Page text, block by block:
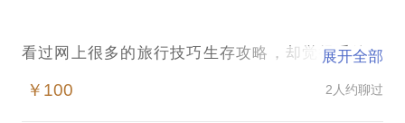
看过网上很多的旅行技巧生存攻略，却觉得千篇一
想在英国过的有那么一点不一样？
展开全部
￥100 2人约聊过